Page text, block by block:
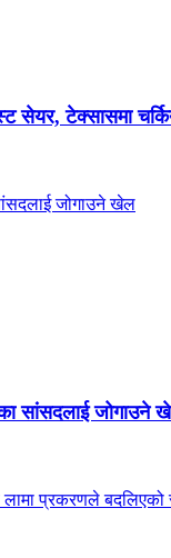
सेयर, टेक्सासमा
सांसदलाई जोगाउने